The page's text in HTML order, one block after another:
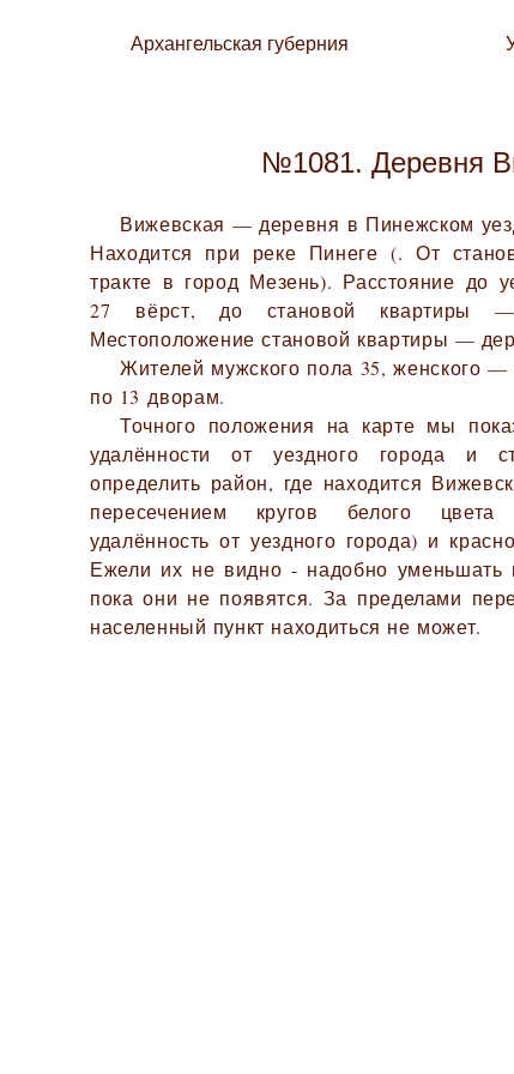
Архангельская губерния
№1081. Деревня
Вижевская — деревня в Пинежском
Находится при реке Пинеге (. От
тракте в город Мезень). Расстояние до
27 вёрст, до становой квартиры
Местоположение становой квартиры —
Жителей мужского пола 35, женского —
по 13 дворам.
Точного положения на карте мы
удалённости от уездного города и
определить район, где находится
пересечением кругов белого
удалённость от уездного города) и
Ежели их не видно - надобно уменьшать
пока они не появятся. За пределами
населенный пункт находиться не может.